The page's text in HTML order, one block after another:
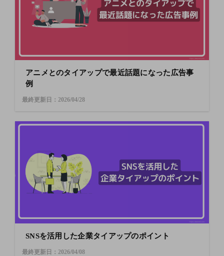
アニメとのタイアップで最近話題になった広告事
例
最終更新日：2026/04/28
SNSを活用した企業タイアップのポイント
最終更新日：2026/04/08